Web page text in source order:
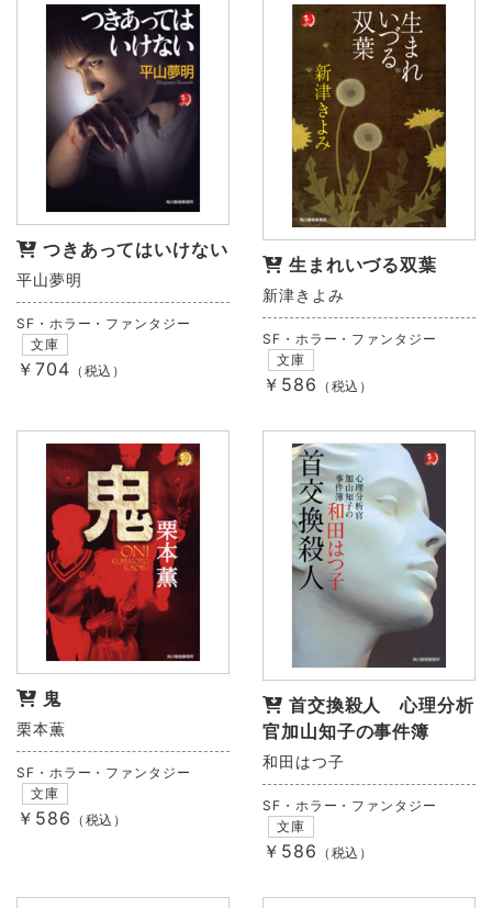
つきあってはいけない
平山夢明
SF・ホラー・ファンタジー
文庫
￥704 （税込）
生まれいづる双葉
新津きよみ
SF・ホラー・ファンタジー
文庫
￥586 （税込）
鬼
栗本薫
SF・ホラー・ファンタジー
文庫
￥586 （税込）
首交換殺人 心理分析
官加山知子の事件簿
和田はつ子
SF・ホラー・ファンタジー
文庫
￥586 （税込）